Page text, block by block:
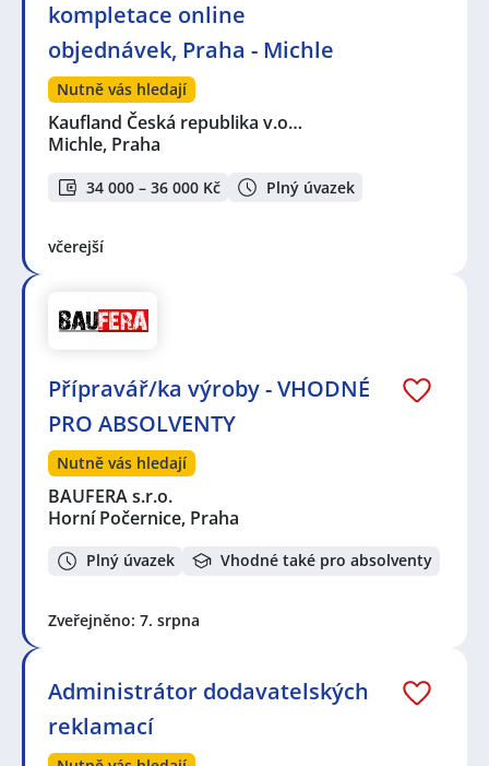
kompletace online
objednávek, Praha - Michle
Nutně vás hledají
Kaufland Česká republika v.o…
Michle, Praha
34 000 – 36 000 Kč Plný úvazek
včerejší
Přípravář/ka výroby - VHODNÉ
PRO ABSOLVENTY
Nutně vás hledají
BAUFERA s.r.o.
Horní Počernice, Praha
Plný úvazek Vhodné také pro absolventy
Zveřejněno: 7. srpna
Administrátor dodavatelských
reklamací